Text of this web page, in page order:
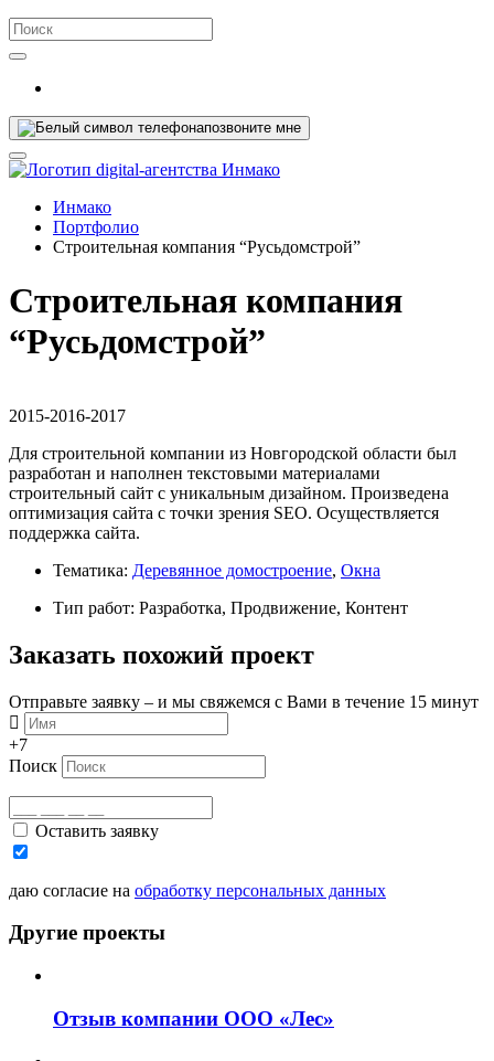
позвоните мне
Инмако
Портфолио
Строительная компания “Русьдомстрой”
Строительная компания
“Русьдомстрой”
2015-2016-2017
Для строительной компании из Новгородской области был
разработан и наполнен текстовыми материалами
строительный сайт с уникальным дизайном. Произведена
оптимизация сайта с точки зрения SEO. Осуществляется
поддержка сайта.
Тематика: Деревянное домостроение, Окна
Тип работ: Разработка, Продвижение, Контент
Заказать похожий проект
Отправьте заявку – и мы свяжемся с Вами в течение 15 минут
+7
Поиск
Оставить заявку
даю согласие на обработку персональных данных
Другие проекты
Отзыв компании ООО «Лес»